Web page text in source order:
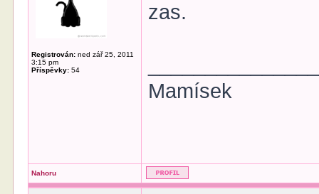
Registrován: ned zář 25, 2011
3:15 pm
Příspěvky: 54
zas.
Mamísek
Nahoru